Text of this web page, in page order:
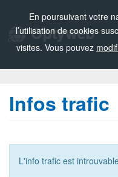
En poursuivant votre
l’utilisation de cookies
visites. Vous pouvez
Infos trafic
L'info trafic est